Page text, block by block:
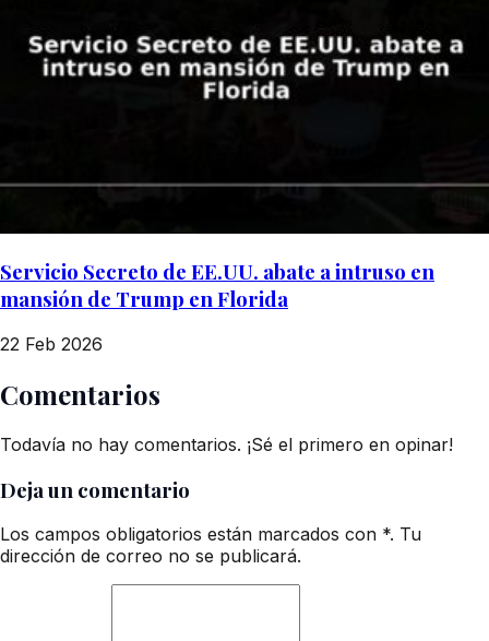
Servicio Secreto de EE.UU. abate a intruso en
mansión de Trump en Florida
22 Feb 2026
Comentarios
Todavía no hay comentarios. ¡Sé el primero en opinar!
Deja un comentario
Los campos obligatorios están marcados con *. Tu
dirección de correo no se publicará.